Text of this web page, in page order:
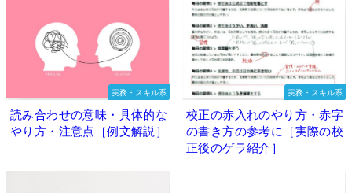
実務・スキル系
読み合わせの意味・具体的な
やり方・注意点［例文解説］
実務・スキル系
校正の赤入れのやり方・赤字
の書き方の参考に［実際の校
正後のゲラ紹介］